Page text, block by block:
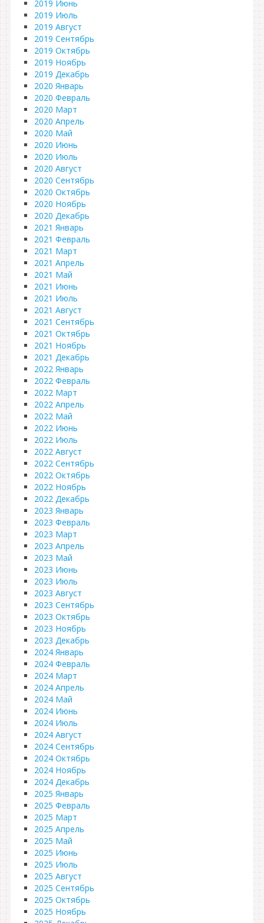
2019 Июнь
2019 Июль
2019 Август
2019 Сентябрь
2019 Октябрь
2019 Ноябрь
2019 Декабрь
2020 Январь
2020 Февраль
2020 Март
2020 Апрель
2020 Май
2020 Июнь
2020 Июль
2020 Август
2020 Сентябрь
2020 Октябрь
2020 Ноябрь
2020 Декабрь
2021 Январь
2021 Февраль
2021 Март
2021 Апрель
2021 Май
2021 Июнь
2021 Июль
2021 Август
2021 Сентябрь
2021 Октябрь
2021 Ноябрь
2021 Декабрь
2022 Январь
2022 Февраль
2022 Март
2022 Апрель
2022 Май
2022 Июнь
2022 Июль
2022 Август
2022 Сентябрь
2022 Октябрь
2022 Ноябрь
2022 Декабрь
2023 Январь
2023 Февраль
2023 Март
2023 Апрель
2023 Май
2023 Июнь
2023 Июль
2023 Август
2023 Сентябрь
2023 Октябрь
2023 Ноябрь
2023 Декабрь
2024 Январь
2024 Февраль
2024 Март
2024 Апрель
2024 Май
2024 Июнь
2024 Июль
2024 Август
2024 Сентябрь
2024 Октябрь
2024 Ноябрь
2024 Декабрь
2025 Январь
2025 Февраль
2025 Март
2025 Апрель
2025 Май
2025 Июнь
2025 Июль
2025 Август
2025 Сентябрь
2025 Октябрь
2025 Ноябрь